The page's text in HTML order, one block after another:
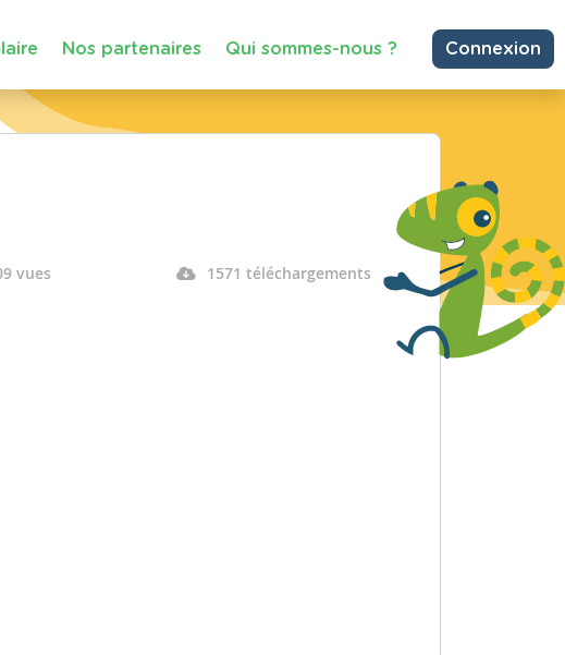
Nos partenaires Qui sommes-nous ? Connexion
vues 1571 téléchargements